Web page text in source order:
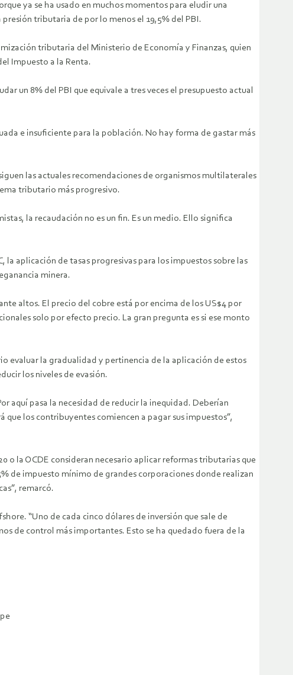
ya se ha usado en muchos momentos para eludir una
tributaria de por lo menos el 19,5% del PBI.
tributaria del Ministerio de Economía y Finanzas, quien
Impuesto a la Renta.
un 8% del PBI que equivale a tres veces el presupuesto actual
e insuficiente para la población. No hay forma de gastar más
las actuales recomendaciones de organismos multilaterales
tributario más progresivo.
la recaudación no es un fin. Es un medio. Ello significa
aplicación de tasas progresivas para los impuestos sobre las
minera.
altos. El precio del cobre está por encima de los US$4 por
solo por efecto precio. La gran pregunta es si ese monto
evaluar la gradualidad y pertinencia de la aplicación de estos
los niveles de evasión.
aquí pasa la necesidad de reducir la inequidad. Deberían
que los contribuyentes comiencen a pagar sus impuestos”,
o la OCDE consideran necesario aplicar reformas tributarias que
de impuesto mínimo de grandes corporaciones donde realizan
remarcó.
“Uno de cada cinco dólares de inversión que sale de
de control más importantes. Esto se ha quedado fuera de la